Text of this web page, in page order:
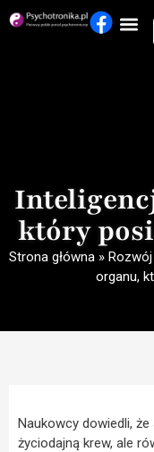
który
Strona główna »
organu,
Naukowcy dowiedli,
życiodajną krew, ale